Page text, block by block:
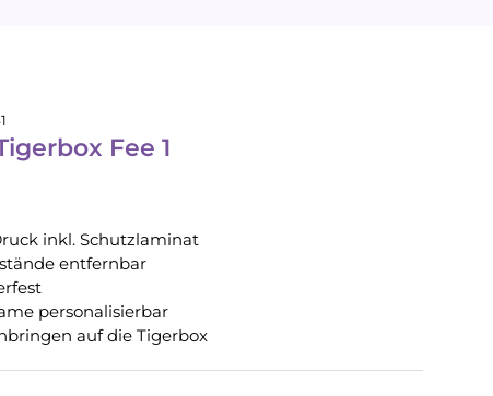
Fee 1
inkl. Schutzlaminat
entfernbar
personalisierbar
auf die Tigerbox